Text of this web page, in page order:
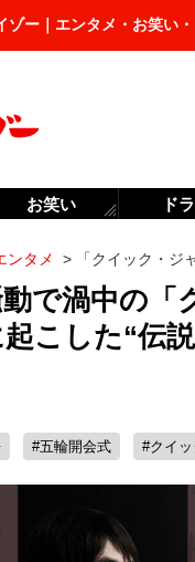
ゾー｜エンタメ・お笑い
ンタメ > 「クイック・ジ
で渦中の「
こした“伝
#五輪開会式 #クイ
お笑い ド